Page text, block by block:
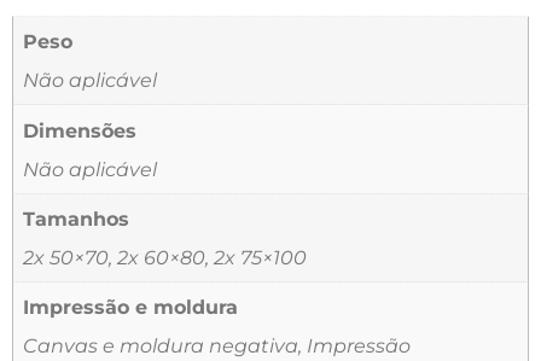
Peso
Não aplicável
Dimensões
Não aplicável
Tamanhos
2x 50×70, 2x 60×80, 2x 75×100
Impressão e moldura
Canvas e moldura negativa, Impressão